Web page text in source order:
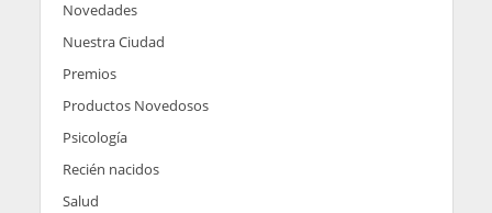
Novedades
Nuestra Ciudad
Premios
Productos Novedosos
Psicología
Recién nacidos
Salud